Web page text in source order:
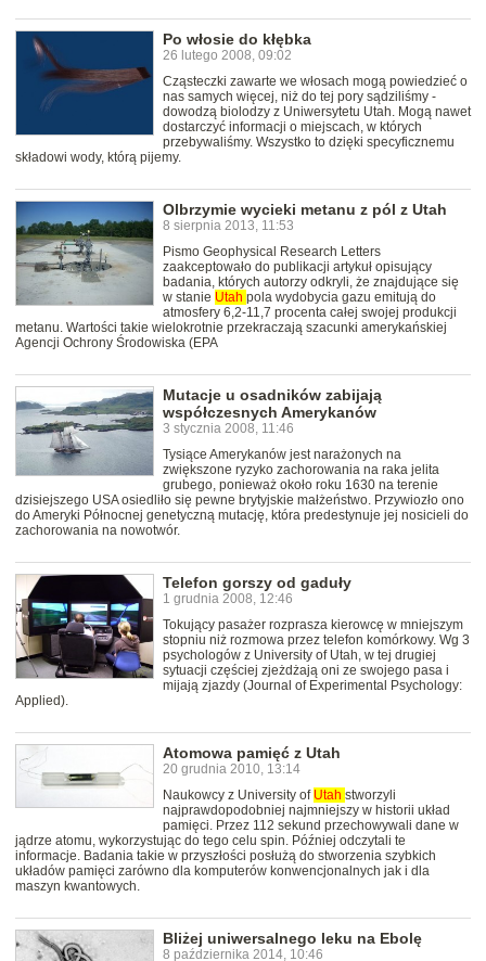
Po włosie do kłębka
26 lutego 2008, 09:02
Cząsteczki zawarte we włosach mogą powiedzieć o
nas samych więcej, niż do tej pory sądziliśmy -
dowodzą biolodzy z Uniwersytetu Utah. Mogą nawet
dostarczyć informacji o miejscach, w których
przebywaliśmy. Wszystko to dzięki specyficznemu
składowi wody, którą pijemy.
Olbrzymie wycieki metanu z pól z Utah
8 sierpnia 2013, 11:53
Pismo Geophysical Research Letters
zaakceptowało do publikacji artykuł opisujący
badania, których autorzy odkryli, że znajdujące się
w stanie Utah pola wydobycia gazu emitują do
atmosfery 6,2-11,7 procenta całej swojej produkcji
metanu. Wartości takie wielokrotnie przekraczają szacunki amerykańskiej
Agencji Ochrony Środowiska (EPA
Mutacje u osadników zabijają
współczesnych Amerykanów
3 stycznia 2008, 11:46
Tysiące Amerykanów jest narażonych na
zwiększone ryzyko zachorowania na raka jelita
grubego, ponieważ około roku 1630 na terenie
dzisiejszego USA osiedliło się pewne brytyjskie małżeństwo. Przywiozło ono
do Ameryki Północnej genetyczną mutację, która predestynuje jej nosicieli do
zachorowania na nowotwór.
Telefon gorszy od gaduły
1 grudnia 2008, 12:46
Tokujący pasażer rozprasza kierowcę w mniejszym
stopniu niż rozmowa przez telefon komórkowy. Wg 3
psychologów z University of Utah, w tej drugiej
sytuacji częściej zjeżdżają oni ze swojego pasa i
mijają zjazdy (Journal of Experimental Psychology:
Applied).
Atomowa pamięć z Utah
20 grudnia 2010, 13:14
Naukowcy z University of Utah stworzyli
najprawdopodobniej najmniejszy w historii układ
pamięci. Przez 112 sekund przechowywali dane w
jądrze atomu, wykorzystując do tego celu spin. Później odczytali te
informacje. Badania takie w przyszłości posłużą do stworzenia szybkich
układów pamięci zarówno dla komputerów konwencjonalnych jak i dla
maszyn kwantowych.
Bliżej uniwersalnego leku na Ebolę
8 października 2014, 10:46